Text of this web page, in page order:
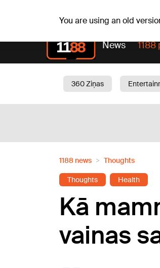
You are using an old
News 1188
360 Ziņas
1188 news Thoughts
Thoughts Health
Kā
vainas